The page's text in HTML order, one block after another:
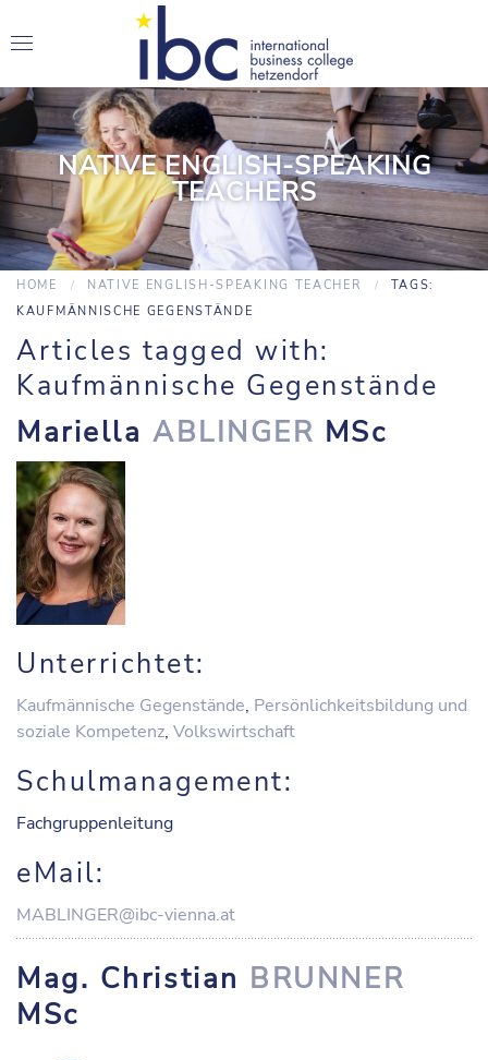
NATIVE ENGLISH-SPEAKING
TEACHERS
HOME NATIVE ENGLISH-SPEAKING TEACHER
TAGS:
KAUFMÄNNISCHE GEGENSTÄNDE
Articles tagged with:
Kaufmännische Gegenstände
Mariella ABLINGER MSc
Unterrichtet:
Kaufmännische Gegenstände, Persönlichkeitsbildung und
soziale Kompetenz, Volkswirtschaft
Schulmanagement:
Fachgruppenleitung
eMail:
MABLINGER@ibc-vienna.at
Mag. Christian BRUNNER
MSc